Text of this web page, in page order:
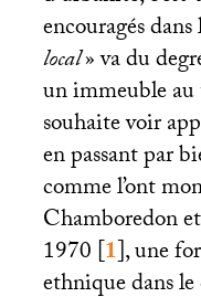
encouragés
local» va du
un immeuble au
souhaite voir
en passant par
comme l’ont
Chamboredon
1970[1], une
ethnique dans